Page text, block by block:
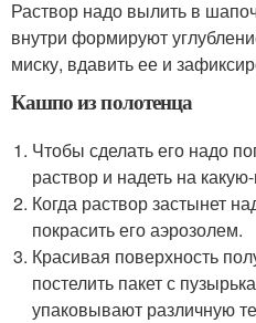
Раствор надо вылить в
внутри формируют
миску, вдавить ее и
Кашпо из полотенца
Чтобы сделать его надо
раствор и надеть на
Когда раствор застынет
покрасить его аэрозолем.
Красивая поверхность
постелить пакет с
упаковывают различную